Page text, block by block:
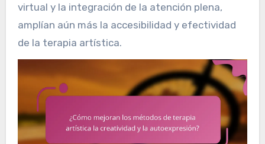
virtual y la integración de la atención plena,
amplían aún más la accesibilidad y efectividad
de la terapia artística.